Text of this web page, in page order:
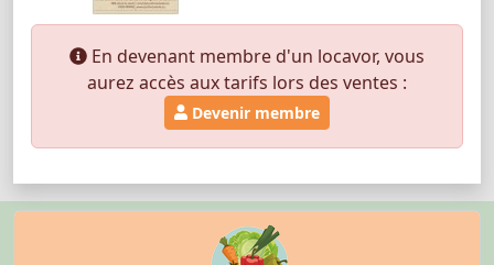
En devenant membre d'un locavor, vous
aurez accès aux tarifs lors des ventes :
Devenir membre